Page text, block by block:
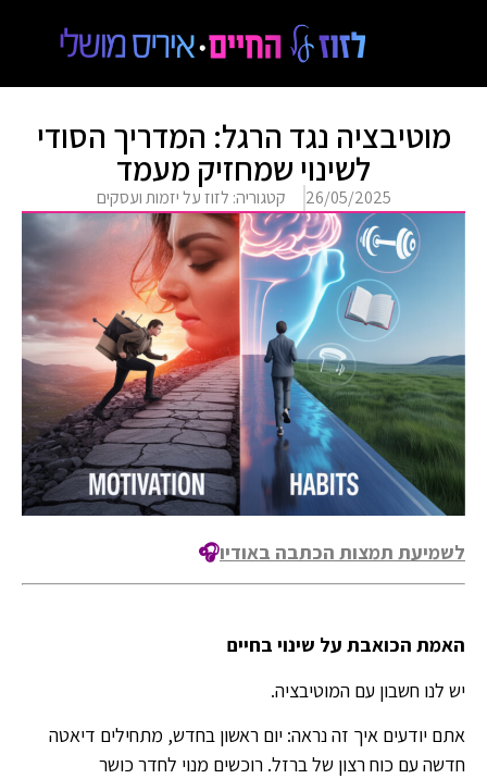
מוטיבציה נגד הרגל: המדריך הסודי
לשינוי שמחזיק מעמד
26/05/2025 קטגוריה: לזוז על יזמות ועסקים
לשמיעת תמצות הכתבה באודיו🎧
האמת הכואבת על שינוי בחיים
יש לנו חשבון עם המוטיבציה.
אתם יודעים איך זה נראה: יום ראשון בחדש, מתחילים דיאטה
חדשה עם כוח רצון של ברזל. רוכשים מנוי לחדר כושר